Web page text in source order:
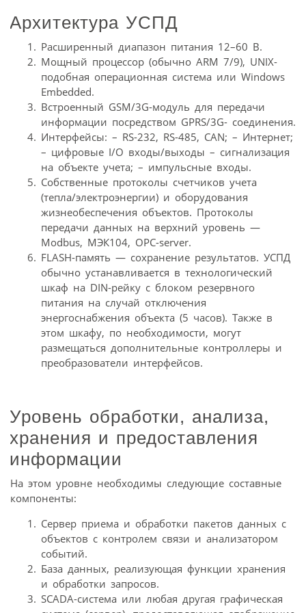
Архитектура УСПД
Расширенный диапазон питания 12–60 В.
Мощный процессор (обычно ARM 7/9), UNIX-
подобная операционная система или Windows
Embedded.
Встроенный GSM/3G-модуль для передачи
информации посредством GPRS/3G- соединения.
Интерфейсы: – RS-232, RS-485, CAN; – Интернет;
– цифровые I/O входы/выходы – сигнализация
на объекте учета; – импульсные входы.
Собственные протоколы счетчиков учета
(тепла/электроэнергии) и оборудования
жизнеобеспечения объектов. Протоколы
передачи данных на верхний уровень —
Modbus, МЭК104, OPC-server.
FLASH-память — сохранение результатов. УСПД
обычно устанавливается в технологический
шкаф на DIN-рейку с блоком резервного
питания на случай отключения
энергоснабжения объекта (5 часов). Также в
этом шкафу, по необходимости, могут
размещаться дополнительные контроллеры и
преобразователи интерфейсов.
Уровень обработки, анализа,
хранения и предоставления
информации
На этом уровне необходимы следующие составные
компоненты:
Сервер приема и обработки пакетов данных с
объектов с контролем связи и анализатором
событий.
База данных, реализующая функции хранения
и обработки запросов.
SCADA-система или любая другая графическая